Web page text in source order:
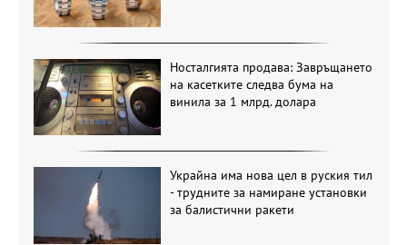
Носталгията продава: Завръщането
на касетките следва бума на
винила за 1 млрд. долара
Украйна има нова цел в руския тил
- трудните за намиране установки
за балистични ракети